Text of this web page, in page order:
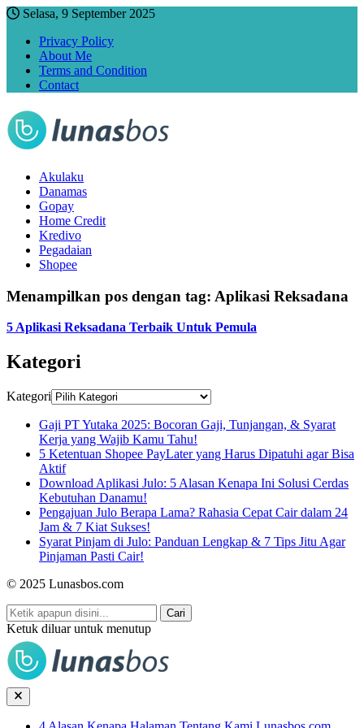
Selasa, 9 September 2025
Privacy Policy
About Me
Terms and Condition
Contact
Akulaku
Danamas
Gopay
Home Credit
Kredivo
Pegadaian
Shopee
Menampilkan pos dengan tag: Aplikasi Reksadana
5 Aplikasi Reksadana Terbaik Untuk Pemula
Kategori
Kategori
Gaji PT Yutaka 2025: Bocoran Gaji, Tunjangan, & Syarat
Kerja yang Wajib Kamu Tahu!
5 Ketentuan Shopee PayLater yang Harus Dipatuhi agar Bisa
Aktif
Download Aplikasi Julo: 5 Alasan Kenapa Ini Solusi Cerdas
Kebutuhan Danamu!
Pengajuan Julo Berapa Lama? Rahasia Cepat Cair dalam 24
Jam & 7 Kiat Sukses!
Syarat Pinjam di Julo: Panduan Lengkap & 7 Tips Jitu Agar
Pinjaman Pasti Cair!
© 2025 Lunasbos.com
Cari
Ketuk diluar untuk menutup